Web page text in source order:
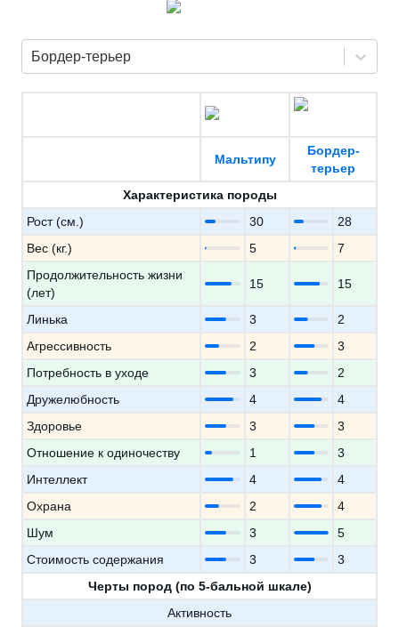
Бордер-терьер
Мальтипу
Бордер-
терьер
Характеристика породы
Рост (см.)
30
28
Вес (кг.)
5
7
Продолжительность жизни
(лет)
15 15
Линька 3
2
Агрессивность
2
3
Потребность в уходе
3
2
Дружелюбность
4
4
Здоровье
3
3
Отношение к одиночеству
1
3
Интеллект
4
4
Охрана
2
4
Шум
3
5
Стоимость содержания
3
3
Черты пород (по 5-бальной шкале)
Активность